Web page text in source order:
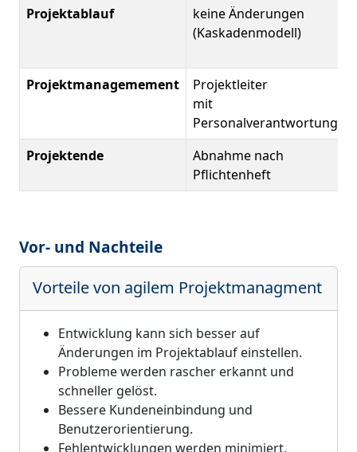
Projektablauf
keine Änderungen
(Kaskadenmodell)
Projektmanagemement
Projektleiter
mit
Personalverantwortung
Projektende
Abnahme nach
Pflichtenheft
Vor- und Nachteile
Vorteile von agilem Projektmanagment
Entwicklung kann sich besser auf
Änderungen im Projektablauf einstellen.
Probleme werden rascher erkannt und
schneller gelöst.
Bessere Kundeneinbindung und
Benutzerorientierung.
Fehlentwicklungen werden minimiert.